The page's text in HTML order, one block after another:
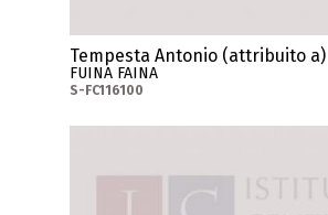
Tempesta Antonio (attribuito a)
FUINA FAINA
S-FC116100